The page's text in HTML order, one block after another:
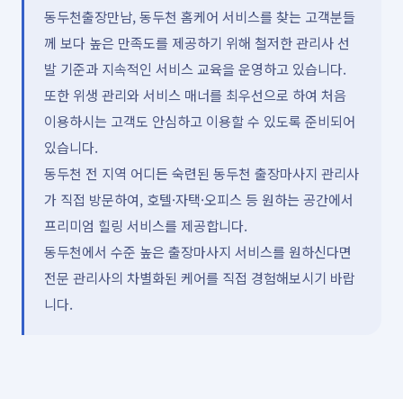
동두천출장만남, 동두천 홈케어 서비스를 찾는 고객분들
께 보다 높은 만족도를 제공하기 위해 철저한 관리사 선
발 기준과 지속적인 서비스 교육을 운영하고 있습니다.
또한 위생 관리와 서비스 매너를 최우선으로 하여 처음
이용하시는 고객도 안심하고 이용할 수 있도록 준비되어
있습니다.
동두천 전 지역 어디든 숙련된 동두천 출장마사지 관리사
가 직접 방문하여, 호텔·자택·오피스 등 원하는 공간에서
프리미엄 힐링 서비스를 제공합니다.
동두천에서 수준 높은 출장마사지 서비스를 원하신다면
전문 관리사의 차별화된 케어를 직접 경험해보시기 바랍
니다.